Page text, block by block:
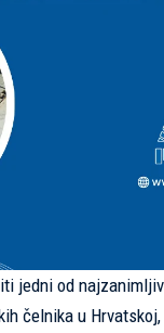
jedni od
čelnika u